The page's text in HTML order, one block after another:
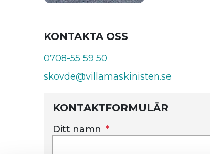
KONTAKTA OSS
0708-55 59 50
skovde@villamaskinisten.se
KONTAKTFORMULÄR
Ditt namn